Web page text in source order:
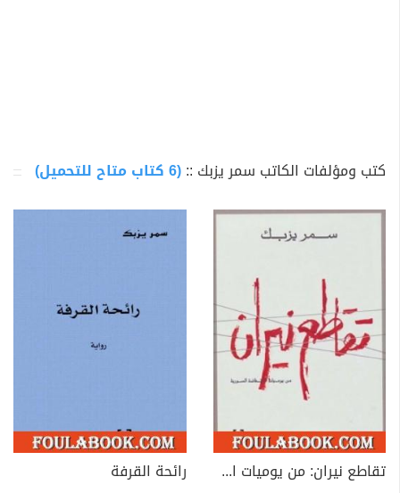
كتب ومؤلفات الكاتب سمر يزبك ::(6 كتاب متاح للتحميل)
تقاطع نيران: من يوميات الانتفاضة السورية رائحة القرفة